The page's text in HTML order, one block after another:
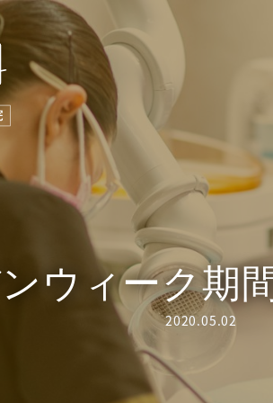
ウィーク期
2020.05.02